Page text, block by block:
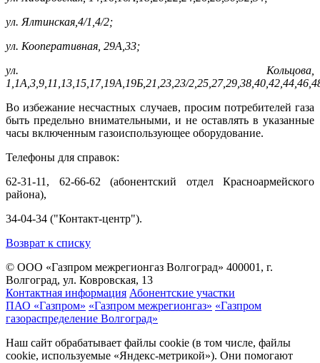
ул. Ялтинская,4/1,4/2;
ул. Кооперативная, 29А,33;
ул. Кольцова,
1,1А,3,9,11,13,15,17,19А,19Б,21,23,23/
Во избежание несчастных случаев, просим потребителей газа
быть предельно внимательными, и не оставлять в указанные
часы включенным газоиспользующее оборудование.
Телефоны для справок:
62-31-11, 62-66-62 (абонентский отдел Красноармейского
района),
34-04-34 ("Контакт-центр").
Возврат к списку
© ООО «Газпром межрегионгаз Волгоград» 400001, г.
Волгоград, ул. Ковровская, 13
Контактная информация Абонентские участки
ПАО «Газпром» «Газпром межрегионгаз» «Газпром
газораспределение Волгоград»
Наш сайт обрабатывает файлы cookie (в том числе, файлы
cookie, используемые «Яндекс-метрикой»). Они помогают